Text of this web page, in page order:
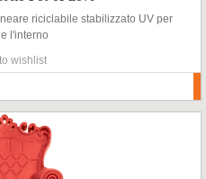
riciclabile stabilizzato UV per
e l'interno
wishlist